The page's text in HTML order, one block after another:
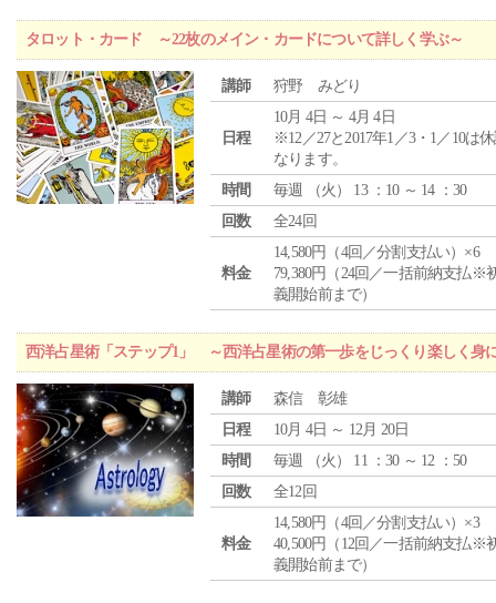
タロット・カード ～22枚のメイン・カードについて詳しく学ぶ～
講師 狩野 みどり
日程
10月 4日 ～ 4月 4日
※12／27と2017年1／3・1／10は
なります。
時間
毎週 （火 ） 13 ：10 ～ 14 ：30
回数
全24回
料金
14,580円（4回／分割支払い）×6
79,380円（24回／一括前納支払※
義開始前まで）
西洋占星術「ステップ1」 ～西洋占星術の第一歩をじっくり楽しく身
講師
森信 彰雄
日程
10月 4日 ～ 12月 20日
時間
毎週 （火 ） 11 ：30 ～ 12 ：50
回数
全12回
料金
14,580円（4回／分割支払い）×3
40,500円（12回／一括前納支払※
義開始前まで）